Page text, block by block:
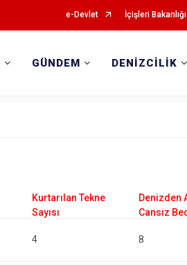
e-Devlet İçişleri Bakanlığı
GÜNDEM DENİZCİLİK
4 8